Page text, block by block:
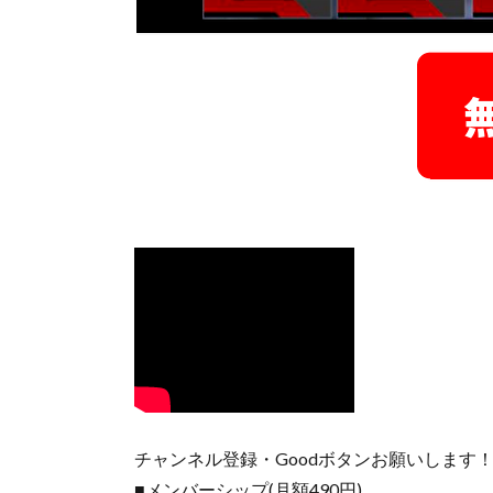
チャンネル登録・Goodボタンお願いします！